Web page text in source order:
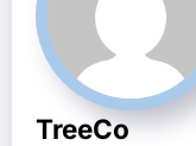
TreeCo